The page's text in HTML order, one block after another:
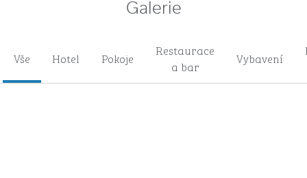
Galerie
Vše Hotel Pokoje
Restaurace
a bar
Vybavení